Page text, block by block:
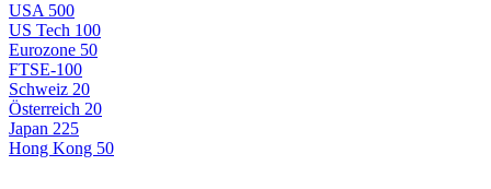
USA 500
US Tech 100
Eurozone 50
FTSE-100
Schweiz 20
Österreich 20
Japan 225
Hong Kong 50